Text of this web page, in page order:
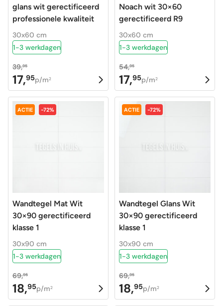
glans wit gerectificeerd
professionele kwaliteit
30x60 cm
1-3 werkdagen
39,95
Oorspronkelijke
prijs
was:
39,95.
17,95
Huidige
prijs
is:
17,95.
p/m2
Noach wit 30×60
gerectificeerd R9
30x60 cm
1-3 werkdagen
54,95
Oorspronkelijke
prijs
was:
54,95.
17,95
Huidige
prijs
is:
17,95.
p/m2
ACTIE -72%
Wandtegel Mat Wit
30×90 gerectificeerd
klasse 1
30x90 cm
1-3 werkdagen
69,95
Oorspronkelijke
prijs
18,95
Huidige
prijs
p/m2
ACTIE -72%
Wandtegel Glans Wit
30×90 gerectificeerd
klasse 1
30x90 cm
1-3 werkdagen
69,95
Oorspronkelijke
prijs
18,95
Huidige
prijs
p/m2